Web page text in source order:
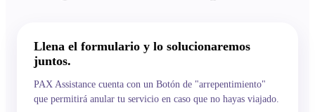
Llena el formulario y lo solucionaremos
juntos.
PAX Assistance cuenta con un Botón de "arrepentimiento"
que permitirá anular tu servicio en caso que no hayas viajado.